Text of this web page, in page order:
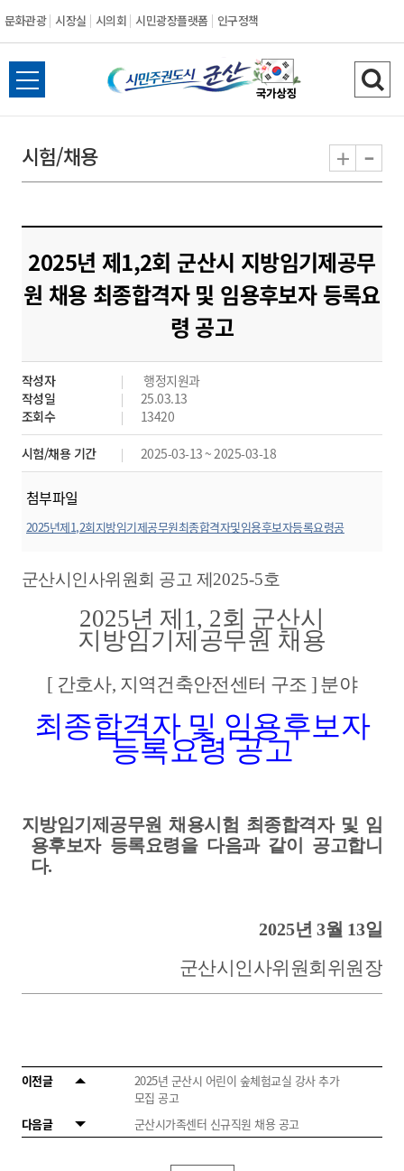
문화관광 시장실 시의회 시민광장플랫폼 인구정책
시
민
도
시
군
산
전
체
뉴
열
검
색
기
시험/채용 + -
2025년 제1,2회 군산시 지방임기제공무
원 채용 최종합격자 및 임용후보자 등록요
령 공고
작성자
행정지원과
작성일
25.03.13
조회수
13420
시험/채용 기간 2025-03-13 ~ 2025-03-18
첨부파일
2025년제1,2회지방임기제공무원최종합격자및임용후보자등록요령공
군산시인사위원회 공고 제 2025-5호
2025년 제 1, 2회 군산시
지방임기제공무원 채용
[ 간호사, 지역건축안전센터 구조 ] 분야
최종합격자 및 임용후보자
등록요령 공고
지방임기제공무원 채용시험 최종합격자 및 임
용후보자 등록요령을 다음과 같이 공고합니
다.
2025년 3월 13일
군산시인사위원회위원장
이전글
2025년 군산시 어린이 숲체험교실 강사 추가
모집 공고
다음글
군산시가족센터 신규직원 채용 공고